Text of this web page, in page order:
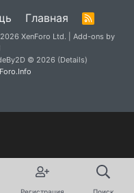
Главная
S
XenForo Ltd.
Add-ons by
© 2026 (Details)